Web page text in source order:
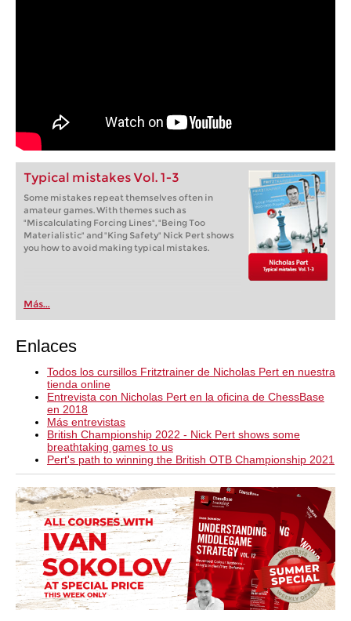
Typical mistakes Vol. 1-3
Some mistakes repeat themselves often in
amateur games. With themes such as
"Miscalculating Forcing Lines", "Being Too
Materialistic" and "King Safety" Nick Pert shows
you how to avoid making typical mistakes.
Más...
Enlaces
Todos los cursillos Fritztrainer de Nicholas Pert en nuestra
tienda online
Entrevista con Nicholas Pert en la oficina de ChessBase
en 2018
Más entrevistas
British Championship 2022 - Nick Pert shows some
breathtaking games to us
Pert's path to winning the British OTB Championship 2021